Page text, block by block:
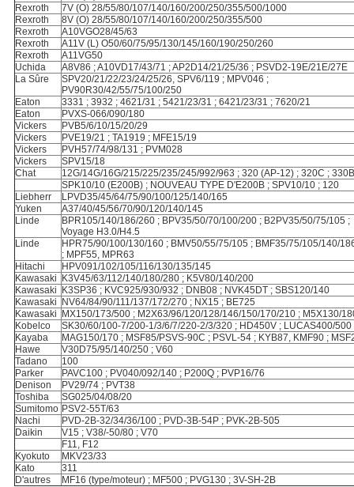
Rexroth
7V (O) 28/55/80/107/140/160/200/250/355/500/1000
Rexroth
8V (O) 28/55/80/107/140/160/200/250/355/500
Rexroth
A10VGO28/45/63
Rexroth
A11V (L) O50/60/75/95/130/145/160/190/250/260
Rexroth
A11VG50
Uchida
A8V86 ; A10VD17/43/71 ; AP2D14/21/25/36 ; PSVD2-19E/21E/27E
La Sûre
SPV20/21/22/23/24/25/26, SPV6/119 ; MPV046 ;
PV90R30/42/55/75/100/250
Eaton
3331 ; 3932 ; 4621/31 ; 5421/23/31 ; 6421/23/31 ; 7620/21
Eaton
PVXS-066/090/180
Vickers
PVB5/6/10/15/20/29
Vickers
PVE19/21 ; TA1919 ; MFE15/19
Vickers
PVH57/74/98/131 ; PVM028
Vickers
SPV15/18
Chat
12G/14G/16G/215/225/235/245/992/963 ; 320 (AP-12) ; 320C ; 330B
SPK10/10 (E200B) ; NOUVEAU TYPE D'E200B ; SPV10/10 ; 120
Liebherr
LPVD35/45/64/75/90/100/125/140/165
Yuken
A37/40/45/56/70/90/120/140/145
Linde
BPR105/140/186/260 ; BPV35/50/70/100/200 ; B2PV35/50/75/105 ;
Voyage H3.0/H4.5
Linde
HPR75/90/100/130/160 ; BMV50/55/75/105 ; BMF35/75/105/140/
; MPF55, MPR63
Hitachi
HPV091/102/105/116/130/135/145
Kawasaki
K3V45/63/112/140/180/280 ; K5V80/140/200
Kawasaki
K3SP36 ; KVC925/930/932 ; DNB08 ; NVK45DT ; SBS120/140
Kawasaki
NV64/84/90/111/137/172/270 ; NX15 ; BE725
Kawasaki
MX150/173/500 ; M2X63/96/120/128/146/150/170/210 ; M5X130/
Kobelco
SK30/60/100-7/200-1/3/6/7/220-2/3/320 ; HD450V ; LUCAS400/500
Kayaba
MAG150/170 ; MSF85/PSVS-90C ; PSVL-54 ; KYB87, KMF90 ;
Hawe
V30D75/95/140/250 ; V60
Tadano
100
Parker
PAVC100 ; PV040/092/140 ; P200Q ; PVP16/76
Denison
PV29/74 ; PVT38
Toshiba
SG025/04/08/20
Sumitomo PSV2-55T/63
Nachi
PVD-2B-32/34/36/100 ; PVD-3B-54P ; PVK-2B-505
Daikin
V15 ; V38/-50/80 ; V70
F11, F12
Kyokuto
MKV23/33
Kato
311
D'autres
MF16 (type/moteur) ; MF500 ; PVG130 ; 3V-SH-2B